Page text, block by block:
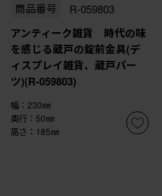
商品番号 R-059803
アンティーク雑貨 時代の味
を感じる蔵戸の錠前金具(デ
ィスプレイ雑貨、蔵戸パー
ツ)(R-059803)
幅：230㎜
奥行：50㎜
高さ：185㎜